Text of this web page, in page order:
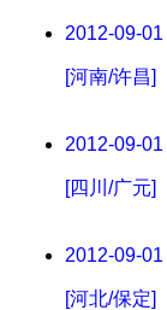
2012-09-01
[河南/许昌]
2012-09-01
[四川/广元]
2012-09-01
[河北/保定]